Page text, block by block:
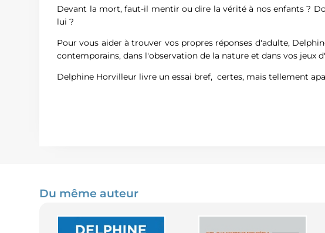
Devant la mort, faut-il mentir ou dire la vérité à nos enfants ?
lui ?
Pour vous aider à trouver vos propres réponses d'adulte,
contemporains, dans l'observation de la nature et dans vos jeux
Delphine Horvilleur livre un essai bref, certes, mais tellement
Du même auteur